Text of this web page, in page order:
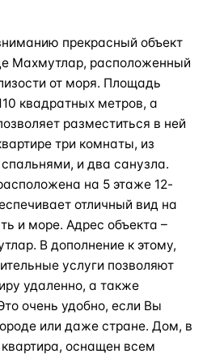
прекрасный объект
Махмутлар, расположенный
от моря. Площадь
квадратных метров, а
разместиться в ней
три комнаты, из
и два санузла.
на 5 этаже 12-
отличный вид на
и море. Адрес объекта –
В дополнение к этому,
услуги позволяют
удаленно, а также
очень удобно, если Вы
или даже стране. Дом, в
оснащен всем